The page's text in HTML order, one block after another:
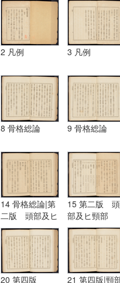
2 凡例 3 凡例
8 骨格総論 9 骨格総論
14 骨格総論|第
二版 頭部及ヒ
頸部
15 第二版 頭
部及ヒ頸部
20 第四版
21 第四版|頸